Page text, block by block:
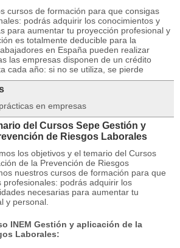
cursos de formación para que consigas
podrás adquirir los conocimientos y
para aumentar tu proyección profesional y
es totalmente deducible para la
en España pueden realizar
las empresas disponen de un crédito
cada año: si no se utiliza, se pierde
en empresas
del Cursos Sepe Gestión y
de Riesgos Laborales
los objetivos y el temario del Cursos
de la Prevención de Riesgos
nuestros cursos de formación para que
profesionales: podrás adquirir los
necesarias para aumentar tu
y personal.
INEM Gestión y aplicación de la
Laborales: